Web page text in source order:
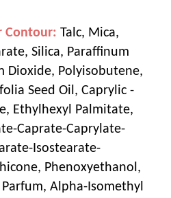
Contour: Talc, Mica,
Silica, Paraffinum
Dioxide, Polyisobutene,
Seed Oil, Caprylic -
Ethylhexyl Palmitate,
Caprate-Caprylate-
Isostearate-
Phenoxyethanol,
Alpha-Isomethyl